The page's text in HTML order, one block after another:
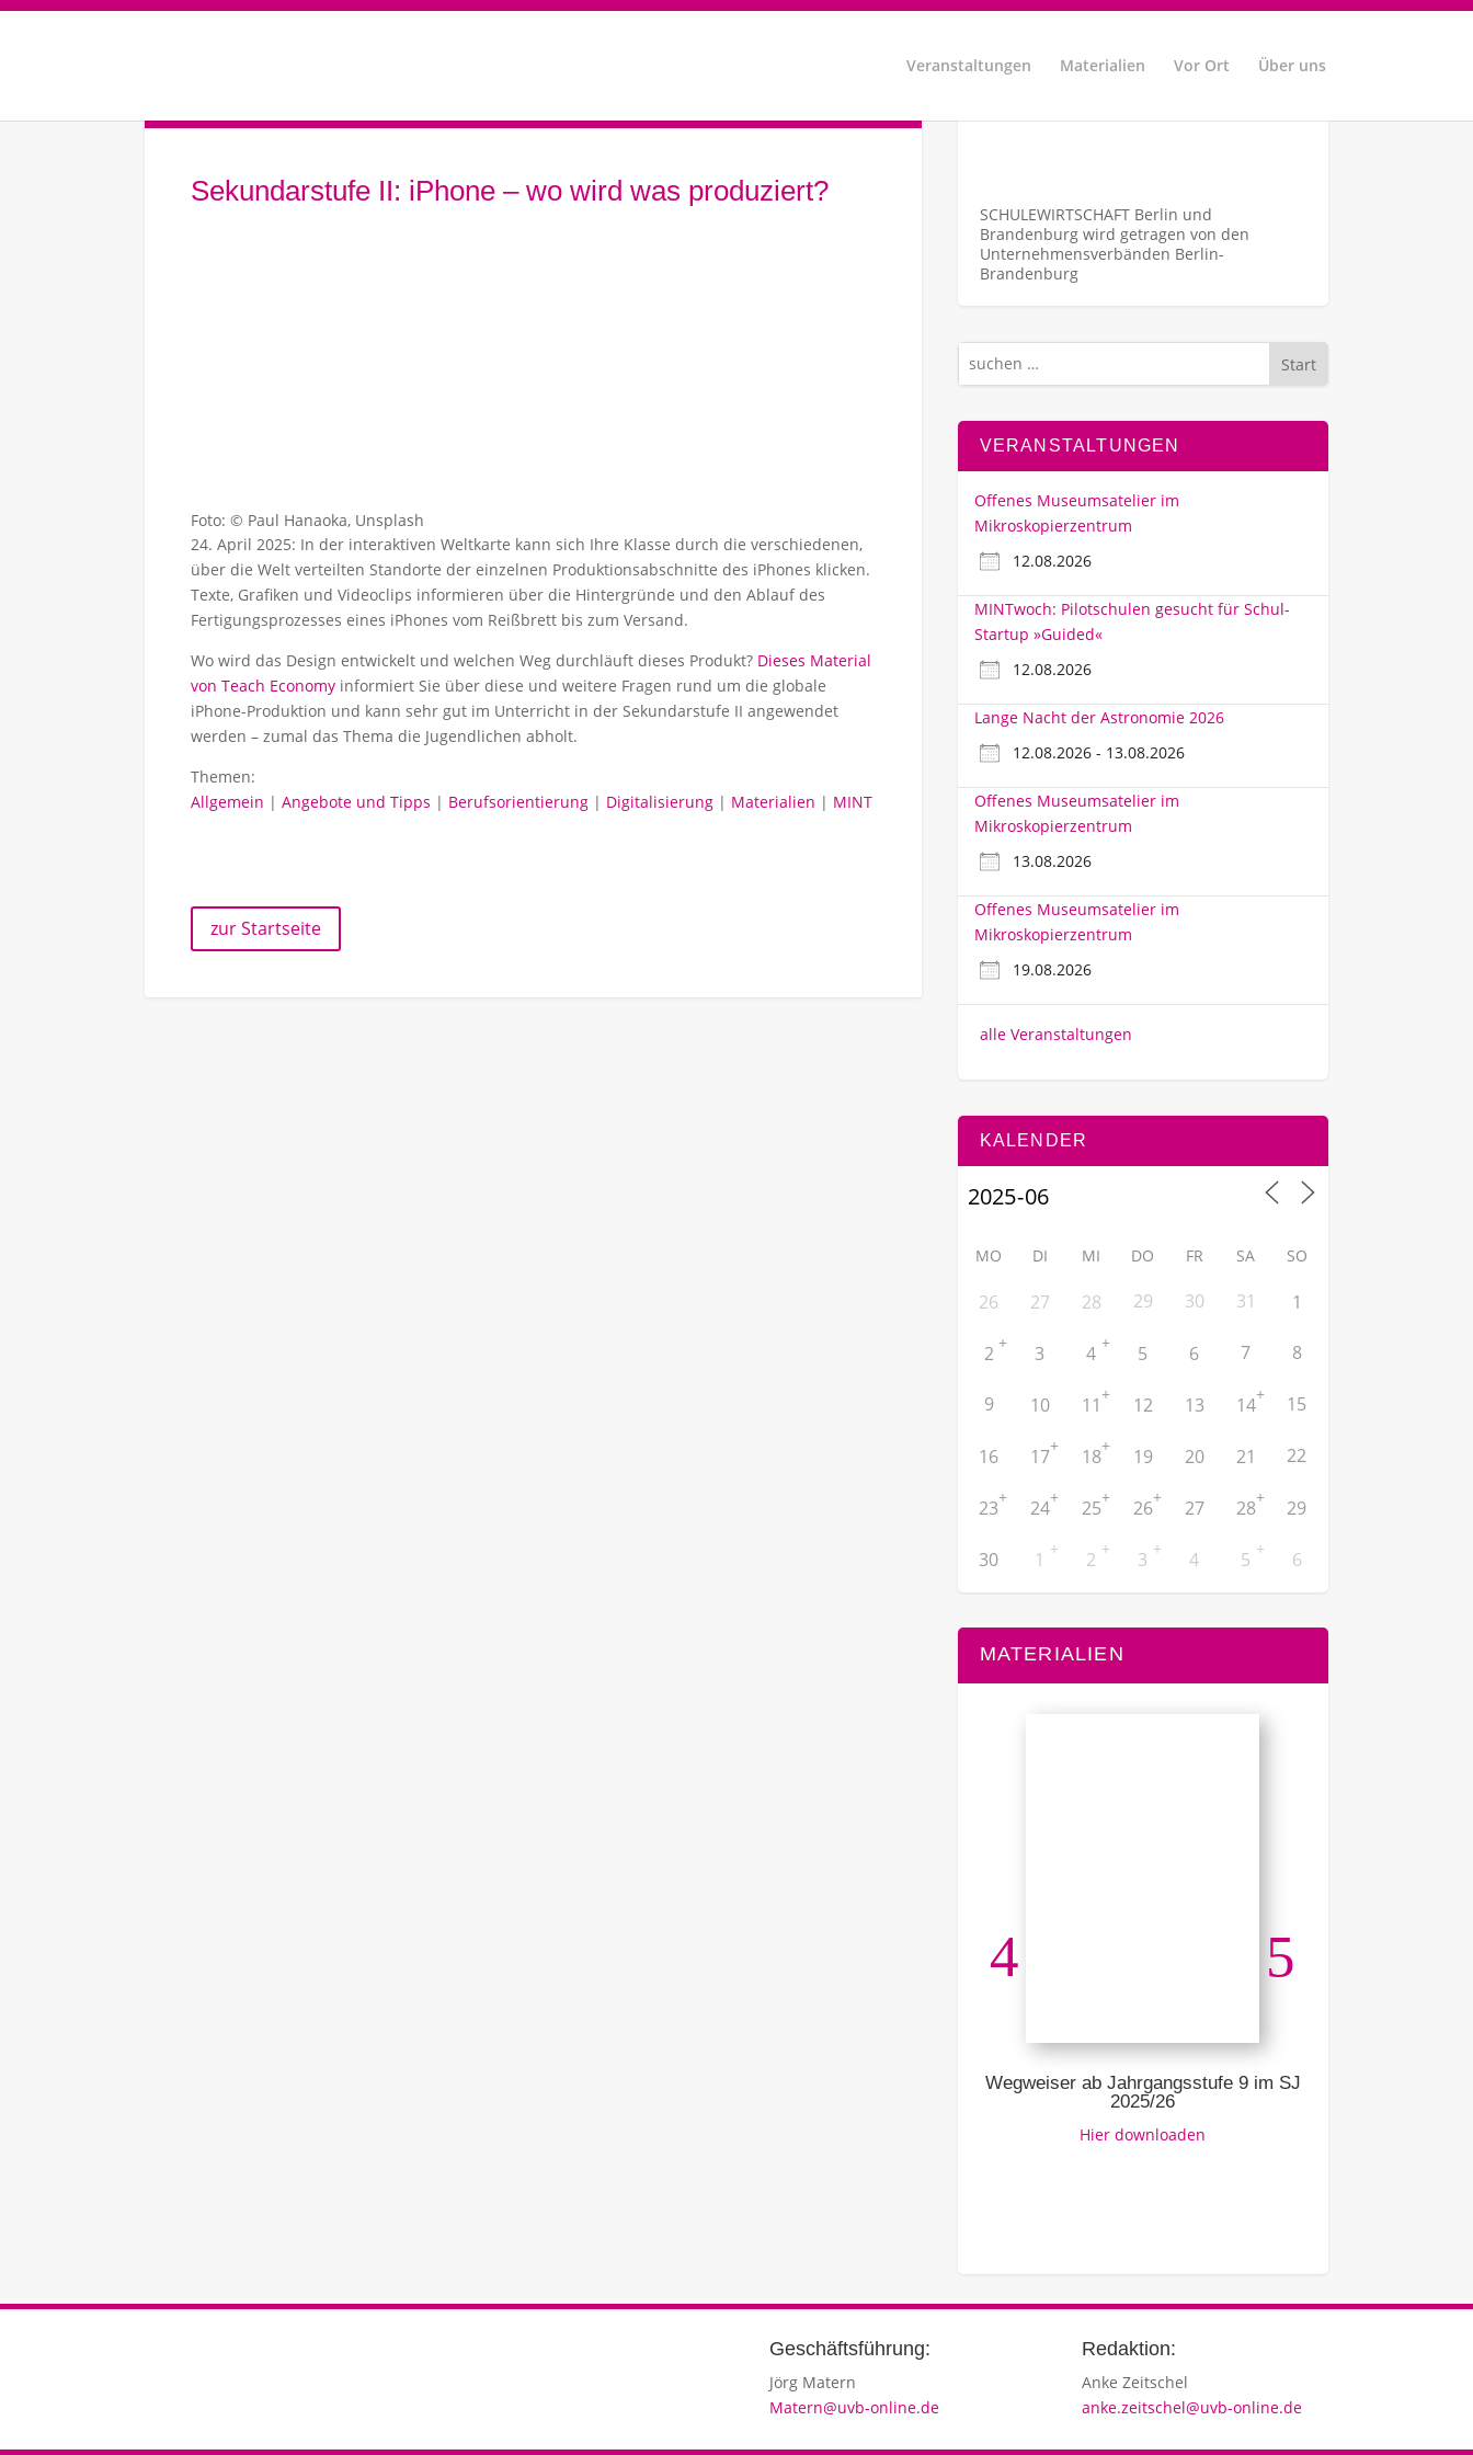
Veranstaltungen Materialien Vor Ort Über uns
Sekundarstufe II: iPhone – wo wird was produziert?
Foto: © Paul Hanaoka, Unsplash
24. April 2025: In der interaktiven Weltkarte kann sich Ihre Klasse durch die verschiedenen,
über die Welt verteilten Standorte der einzelnen Produktionsabschnitte des iPhones klicken.
Texte, Grafiken und Videoclips informieren über die Hintergründe und den Ablauf des
Fertigungsprozesses eines iPhones vom Reißbrett bis zum Versand.
Wo wird das Design entwickelt und welchen Weg durchläuft dieses Produkt? Dieses Material
von Teach Economy informiert Sie über diese und weitere Fragen rund um die globale
iPhone-Produktion und kann sehr gut im Unterricht in der Sekundarstufe II angewendet
werden – zumal das Thema die Jugendlichen abholt.
Themen:
Allgemein | Angebote und Tipps | Berufsorientierung | Digitalisierung | Materialien | MINT
zur Startseite
SCHULEWIRTSCHAFT Berlin und
Brandenburg wird getragen von den
Unternehmens­verbänden Berlin-
Brandenburg
Start
VERANSTALTUNGEN
Offenes Museumsatelier im
Mikroskopierzentrum
12.08.2026
MINTwoch: Pilotschulen gesucht für Schul-
Startup »Guided«
12.08.2026
Lange Nacht der Astronomie 2026
12.08.2026 - 13.08.2026
Offenes Museumsatelier im
Mikroskopierzentrum
13.08.2026
Offenes Museumsatelier im
Mikroskopierzentrum
19.08.2026
alle Veranstaltungen
KALENDER
MO DI MI DO FR SA SO
26 27 28 29 30 31 1
2 + 3 4 + 5 6 7 8
9 10 11+ 12 13 14+ 15
16 17+ 18+ 19 20 21 22
23+ 24+ 25+ 26+ 27 28+ 29
30 1 + 2 + 3 + 4 5 + 6
MATERIALIEN
Wegweiser ab Jahrgangsstufe 9 im SJ
2025/26
Hier downloaden
Geschäftsführung:
Jörg Matern
Matern@uvb-online.de
Redaktion:
Anke Zeitschel
anke.zeitschel@uvb-online.de